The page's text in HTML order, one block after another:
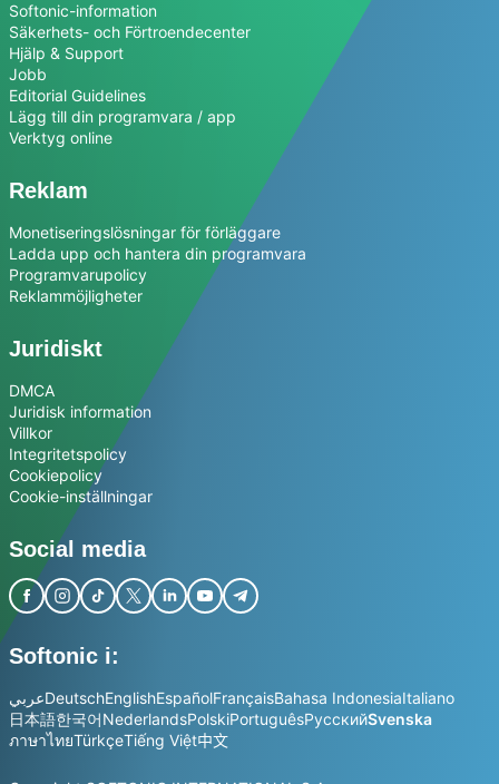
Softonic-information
Säkerhets- och Förtroendecenter
Hjälp & Support
Jobb
Editorial Guidelines
Lägg till din programvara / app
Verktyg online
Reklam
Monetiseringslösningar för förläggare
Ladda upp och hantera din programvara
Programvarupolicy
Reklammöjligheter
Juridiskt
DMCA
Juridisk information
Villkor
Integritetspolicy
Cookiepolicy
Cookie-inställningar
Social media
Softonic i:
عربيDeutschEnglishEspañolFrançaisBahasa IndonesiaItaliano
日本語한국어NederlandsPolskiPortuguêsРусскийSvenska
ภาษาไทยTürkçeTiếng Việt中文